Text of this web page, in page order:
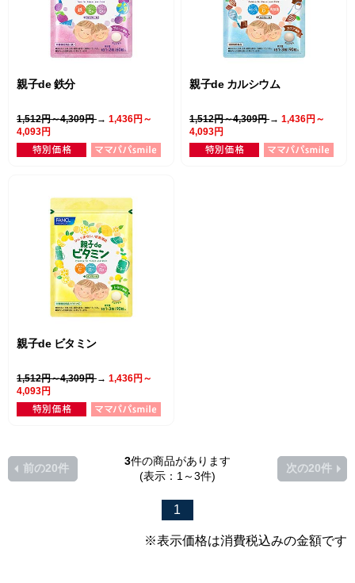
親子de 鉄分
1,512円～4,309円 → 1,436円～
4,093円
親子de カルシウム
1,512円～4,309円 → 1,436円～
4,093円
親子de ビタミン
1,512円～4,309円 → 1,436円～
4,093円
3件の商品があります
(表示：1～3件)
前の20件
1
次の20件
※表示価格は消費税込みの金額です